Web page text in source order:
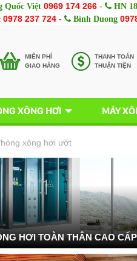
Quốc Việt 0969 174 266 - HN
0978 237 724- Bình Duong
MIÊN PHÍ
GIAO HÀNG
THANH TOÁN
THUẬN TIỆN
XÔNG HƠI MÁY
xông hơi ướt
HƠI TOÀN THÂN CAO